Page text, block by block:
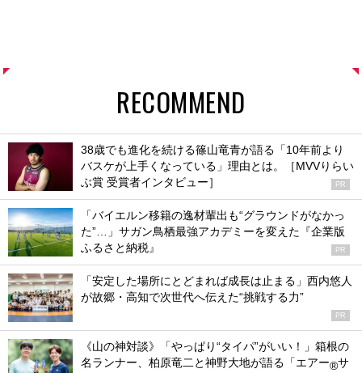
RECOMMEND
38歳でも進化を続ける篠山竜青が語る「10年前より
バスケが上手くなっている」理由とは。［MVVりらい
ぶ賞 受賞者インタビュー］
PR
「バイエルン移籍の逸材輩出も“グラウンドがなかっ
た”…」サガン鳥栖最強アカデミーを変えた『企業版
ふるさと納税』
PR
「安定した場所にとどまれば成長は止まる」西内悠人
が故郷・高知で次世代へ伝えた“挑戦する力”
PR
《山の神対談》「やっぱり“タイパ”がいい！」箱根の
名ランナー、柏原竜二と神野大地が語る「エアー®サ